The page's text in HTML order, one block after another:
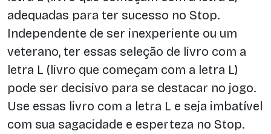
adequadas para ter sucesso no Stop.
Independente de ser inexperiente ou um
veterano, ter essas seleção de livro com a
letra L (livro que começam com a letra L)
pode ser decisivo para se destacar no jogo.
Use essas livro com a letra L e seja imbatível
com sua sagacidade e esperteza no Stop.